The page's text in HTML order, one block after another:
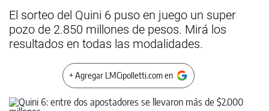
El sorteo del Quini 6 puso en juego un super
pozo de 2.850 millones de pesos. Mirá los
resultados en todas las modalidades.
+ Agregar LMCipolletti.com en